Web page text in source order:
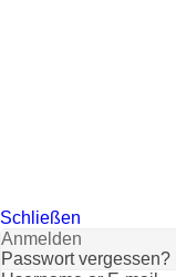
Schließen
Anmelden
Passwort vergessen?